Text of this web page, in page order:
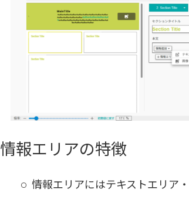
情報エリアの特徴
情報エリアにはテキストエリア